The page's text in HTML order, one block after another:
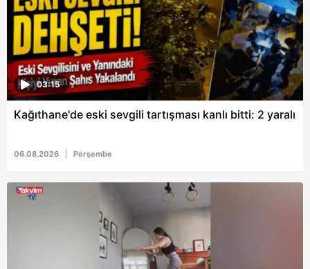
03:15
Kağıthane'de eski sevgili tartışması kanlı bitti: 2 yaralı
06.08.2026 Perşembe